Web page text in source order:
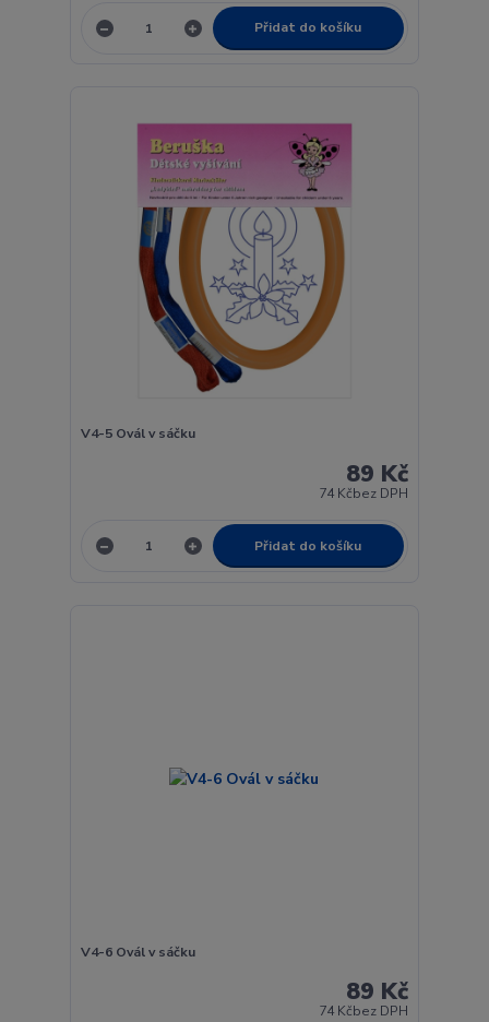
Přidat do košíku
V4-5 Ovál v sáčku
89 Kč
74 Kčbez DPH
Přidat do košíku
V4-6 Ovál v sáčku
89 Kč
74 Kčbez DPH